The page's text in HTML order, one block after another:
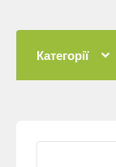
Категорії